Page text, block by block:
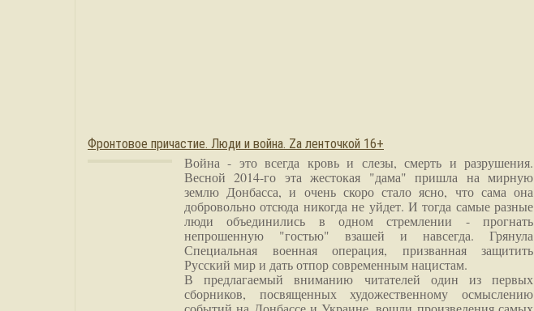
Фронтовое причастие. Люди и война. Zа ленточкой 16+
Война - это всегда кровь и слезы, смерть и разрушения.
Весной 2014-го эта жестокая "дама" пришла на мирную
землю Донбасса, и очень скоро стало ясно, что сама она
добровольно отсюда никогда не уйдет. И тогда самые разные
люди объединились в одном стремлении - прогнать
непрошенную "гостью" взашей и навсегда. Грянула
Специальная военная операция, призванная защитить
Русский мир и дать отпор современным нацистам.
В предлагаемый вниманию читателей один из первых
сборников, посвященных художественному осмыслению